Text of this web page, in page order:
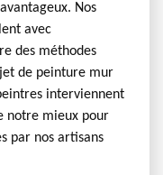
Nos
avec
des méthodes
de peinture mur
interviennent
notre mieux pour
par nos artisans